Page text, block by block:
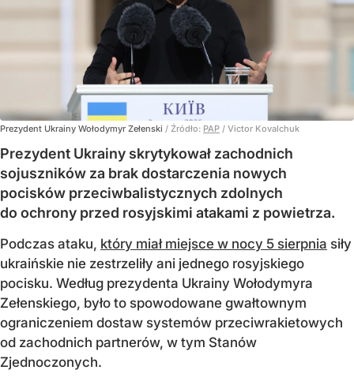
Prezydent Ukrainy Wołodymyr Zełenski / Źródło: PAP / Victor Kovalchuk
Prezydent Ukrainy skrytykował zachodnich
sojuszników za brak dostarczenia nowych
pocisków przeciwbalistycznych zdolnych
do ochrony przed rosyjskimi atakami z powietrza.
Podczas ataku, który miał miejsce w nocy 5 sierpnia siły
ukraińskie nie zestrzeliły ani jednego rosyjskiego
pocisku. Według prezydenta Ukrainy Wołodymyra
Zełenskiego, było to spowodowane gwałtownym
ograniczeniem dostaw systemów przeciwrakietowych
od zachodnich partnerów, w tym Stanów
Zjednoczonych.